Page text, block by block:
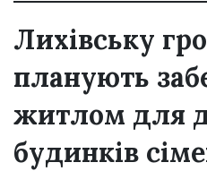
Лихівську
планують
житлом для
будинків